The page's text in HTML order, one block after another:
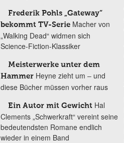
Frederik Pohls „Gateway“
bekommt TV-Serie Macher von
„Walking Dead“ widmen sich
Science-Fiction-Klassiker
Meisterwerke unter dem
Hammer Heyne zieht um ‒ und
diese Bücher müssen vorher raus
Ein Autor mit Gewicht Hal
Clements „Schwerkraft“ vereint seine
bedeutendsten Romane endlich
wieder in einem Band